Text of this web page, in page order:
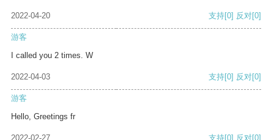
2022-04-20 支持[0] 反对[0]
游客
I called you 2 times. W
2022-04-03 支持[0] 反对[0]
游客
Hello, Greetings fr
2022-02-27 支持[0] 反对[0]